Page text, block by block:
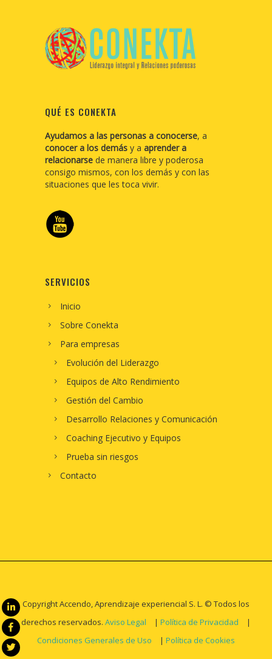
QUÉ ES CONEKTA
Ayudamos a las personas a conocerse, a
conocer a los demás y a aprender a
relacionarse de manera libre y poderosa
consigo mismos, con los demás y con las
situaciones que les toca vivir.
SERVICIOS
Inicio
Sobre Conekta
Para empresas
Evolución del Liderazgo
Equipos de Alto Rendimiento
Gestión del Cambio
Desarrollo Relaciones y Comunicación
Coaching Ejecutivo y Equipos
Prueba sin riesgos
Contacto
Copyright Accendo, Aprendizaje experiencial S. L. © Todos los
derechos reservados. Aviso Legal | Política de Privacidad
|
Condiciones Generales de Uso
| Política de Cookies